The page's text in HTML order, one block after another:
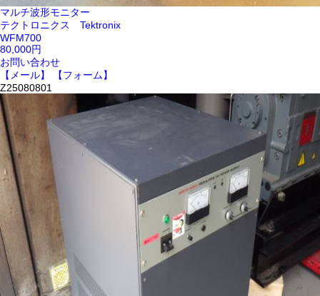
マルチ波形モニター
テクトロニクス Tektronix
WFM700
80,000円
お問い合わせ
【メール】
【フォーム】
Z25080801